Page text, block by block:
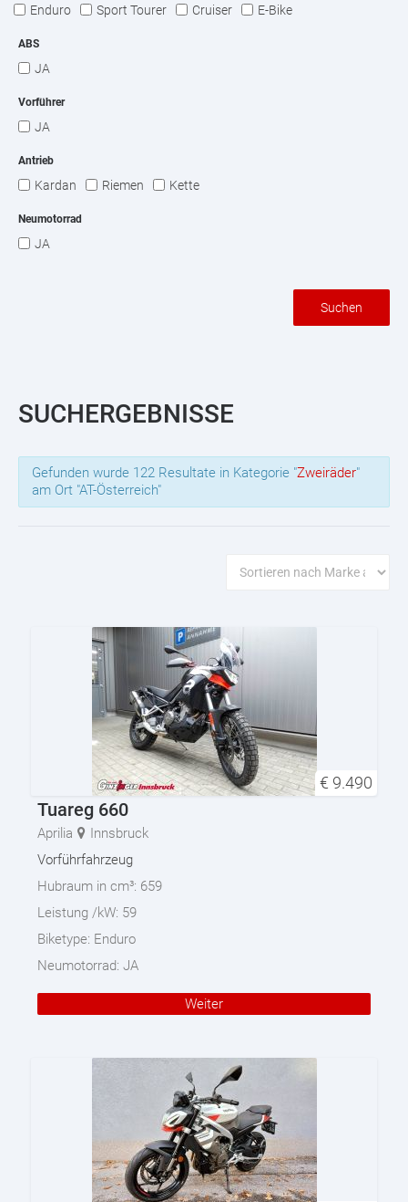
Enduro
Sport Tourer Cruiser E-Bike
ABS
JA
Vorführer
JA
Antrieb
Kardan Riemen Kette
Neumotorrad
JA
Suchen
SUCHERGEBNISSE
Gefunden wurde 122 Resultate in Kategorie "Zweiräder"
am Ort "AT-Österreich"
€ 9.490
Tuareg 660
Aprilia
Innsbruck
Vorführfahrzeug
Hubraum in cm³: 659
Leistung /kW: 59
Biketype: Enduro
Neumotorrad: JA
Weiter